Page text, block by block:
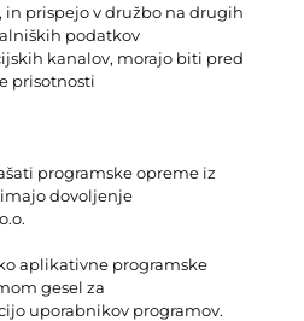
prispejo v družbo na drugih
podatkov
kanalov, morajo biti pred
prisotnosti
programske opreme iz
imajo dovoljenje
aplikativne programske
gesel za
uporabnikov programov.